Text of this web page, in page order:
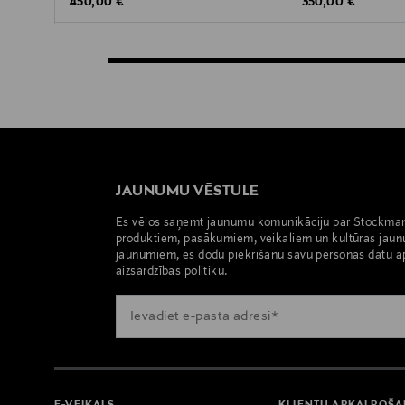
JAUNUMU VĒSTULE
Es vēlos saņemt jaunumu komunikāciju par
produktiem, pasākumiem, veikaliem un kultūras
jaunumiem, es dodu piekrišanu savu personas datu
aizsardzības politiku.